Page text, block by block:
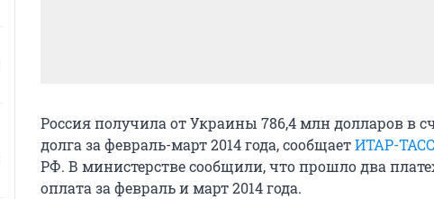
Россия получила от Украины 786,4 млн долларов в
долга за февраль-март 2014 года, сообщаетИТАР-ТАСС
РФ. В министерстве сообщили, что прошло два
оплата за февраль и март 2014 года.